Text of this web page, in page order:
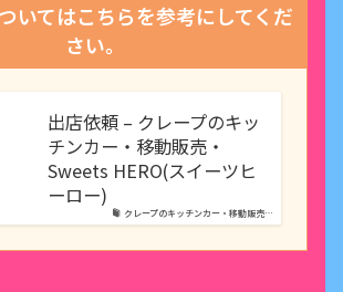
いてはこちらを参考にしてくだ
さい。
クレープのキッチンカー・移動販売…
出店依頼 – クレープのキッ
チンカー・移動販売・
Sweets HERO(スイーツヒ
ーロー)